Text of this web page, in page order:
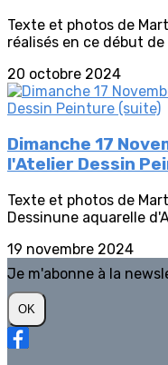
Texte et photos de
réalisés en ce début
20 octobre 2024
Dimanche 17
l'Atelier Dessin
Texte et photos de
Dessinune aquarelle
19 novembre 2024
Je m'abonne à la
OK